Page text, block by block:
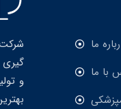
و
ما
با ما